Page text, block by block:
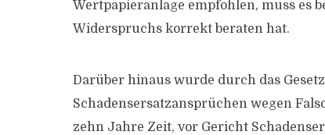
Wertpapieranlage empfohlen, muss es
Widerspruchs korrekt beraten hat.
Darüber hinaus wurde durch das
Schadensersatzansprüchen wegen
zehn Jahre Zeit, vor Gericht